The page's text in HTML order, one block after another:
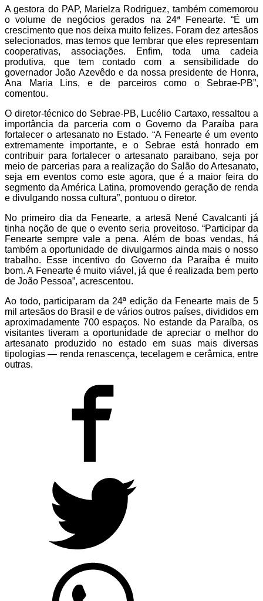
A gestora do PAP, Marielza Rodriguez, também comemorou
o volume de negócios gerados na 24ª Fenearte. “É um
crescimento que nos deixa muito felizes. Foram dez artesãos
selecionados, mas temos que lembrar que eles representam
cooperativas, associações. Enfim, toda uma cadeia
produtiva, que tem contado com a sensibilidade do
governador João Azevêdo e da nossa presidente de Honra,
Ana Maria Lins, e de parceiros como o Sebrae-PB”,
comentou.
O diretor-técnico do Sebrae-PB, Lucélio Cartaxo, ressaltou a
importância da parceria com o Governo da Paraíba para
fortalecer o artesanato no Estado. “A Fenearte é um evento
extremamente importante, e o Sebrae está honrado em
contribuir para fortalecer o artesanato paraibano, seja por
meio de parcerias para a realização do Salão do Artesanato,
seja em eventos como este agora, que é a maior feira do
segmento da América Latina, promovendo geração de renda
e divulgando nossa cultura”, pontuou o diretor.
No primeiro dia da Fenearte, a artesã Nené Cavalcanti já
tinha noção de que o evento seria proveitoso. “Participar da
Fenearte sempre vale a pena. Além de boas vendas, há
também a oportunidade de divulgarmos ainda mais o nosso
trabalho. Esse incentivo do Governo da Paraíba é muito
bom. A Fenearte é muito viável, já que é realizada bem perto
de João Pessoa”, acrescentou.
Ao todo, participaram da 24ª edição da Fenearte mais de 5
mil artesãos do Brasil e de vários outros países, divididos em
aproximadamente 700 espaços. No estande da Paraíba, os
visitantes tiveram a oportunidade de apreciar o melhor do
artesanato produzido no estado em suas mais diversas
tipologias — renda renascença, tecelagem e cerâmica, entre
outras.